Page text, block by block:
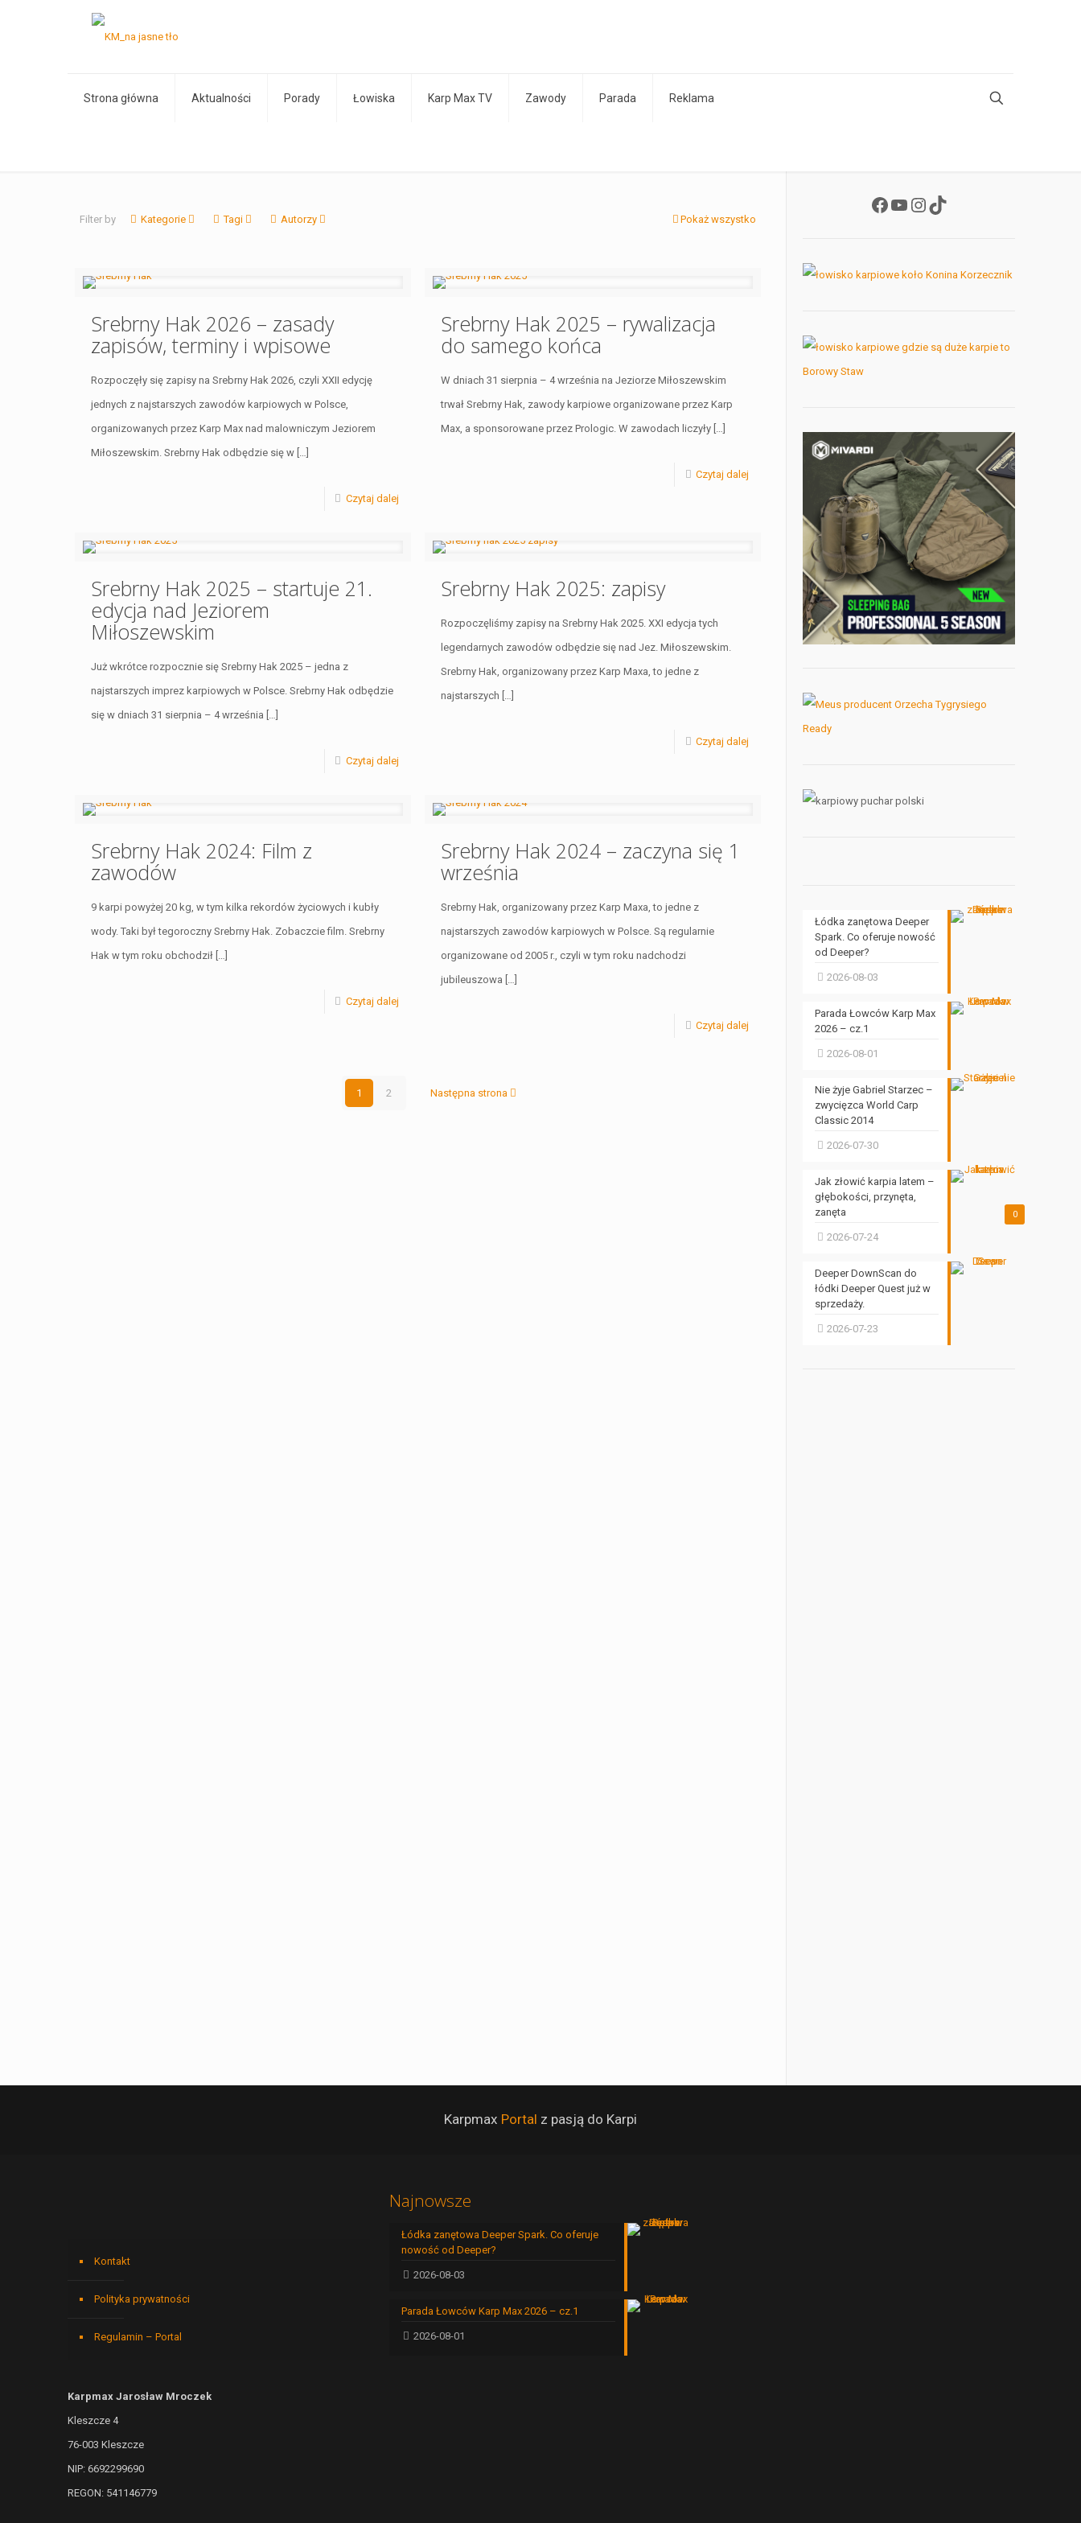
Strona główna Aktualności Porady Łowiska Karp Max TV Zawody Parada Reklama
Filter by Kategorie Tagi Autorzy Pokaż wszystko
Srebrny Hak 2026 – zasady
zapisów, terminy i wpisowe
Rozpoczęły się zapisy na Srebrny Hak 2026, czyli XXII edycję
jednych z najstarszych zawodów karpiowych w Polsce,
organizowanych przez Karp Max nad malowniczym Jeziorem
Miłoszewskim. Srebrny Hak odbędzie się w[…]
Czytaj dalej
Srebrny Hak 2025 – rywalizacja
do samego końca
W dniach 31 sierpnia – 4 września na Jeziorze Miłoszewskim
trwał Srebrny Hak, zawody karpiowe organizowane przez Karp
Max, a sponsorowane przez Prologic. W zawodach liczyły […]
Czytaj dalej
Srebrny Hak 2025 – startuje 21.
edycja nad Jeziorem
Miłoszewskim
Już wkrótce rozpocznie się Srebrny Hak 2025 – jedna z
najstarszych imprez karpiowych w Polsce. Srebrny Hak odbędzie
się w dniach 31 sierpnia – 4 września […]
Czytaj dalej
Srebrny Hak 2025: zapisy
Rozpoczęliśmy zapisy na Srebrny Hak 2025. XXI edycja tych
legendarnych zawodów odbędzie się nad Jez. Miłoszewskim.
Srebrny Hak, organizowany przez Karp Maxa, to jedne z
najstarszych […]
Czytaj dalej
Srebrny Hak 2024: Film z
zawodów
9 karpi powyżej 20 kg, w tym kilka rekordów życiowych i kubły
wody. Taki był tegoroczny Srebrny Hak. Zobaczcie film. Srebrny
Hak w tym roku obchodził[…]
Czytaj dalej
Srebrny Hak 2024 – zaczyna się 1
września
Srebrny Hak, organizowany przez Karp Maxa, to jedne z
najstarszych zawodów karpiowych w Polsce. Są regularnie
organizowane od 2005 r., czyli w tym roku nadchodzi
jubileuszowa […]
Czytaj dalej
1 2 Następna strona
Facebook
YouTube
Instagram
TikTok
Łódka zanętowa Deeper
Spark. Co oferuje nowość
od Deeper?
2026-08-03
Parada Łowców Karp Max
2026 – cz.1
2026-08-01
Nie żyje Gabriel Starzec –
zwycięzca World Carp
Classic 2014
2026-07-30
0
Jak złowić karpia latem –
głębokości, przynęta,
zanęta
2026-07-24
Deeper DownScan do
łódki Deeper Quest już w
sprzedaży.
2026-07-23
Karpmax Portal z pasją do Karpi
Kontakt
Polityka prywatności
Regulamin – Portal
Karpmax Jarosław Mroczek
Kleszcze 4
76-003 Kleszcze
NIP: 6692299690
REGON: 541146779
Najnowsze
Łódka zanętowa Deeper Spark. Co oferuje
nowość od Deeper?
2026-08-03
Parada Łowców Karp Max 2026 – cz.1
2026-08-01